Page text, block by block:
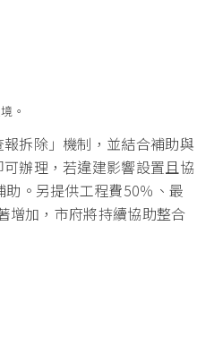
。
拆除」機制，並結合補助與
辦理，若違建影響設置且協
。另提供工程費50％、最
增加，市府將持續協助整合